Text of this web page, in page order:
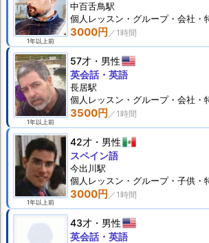
1年以上前
3000円
中百舌鳥駅
個人 レッスン ・グループ・会社・
1年以上前
57才 男性
3500円
英会話・英語
長居駅
個人 レッスン ・グループ・会社・
1年以上前
42才 男性
3000円
スペイン語
今出川駅
個人 レッスン ・グループ・子供・
43才 男性
英会話・英語